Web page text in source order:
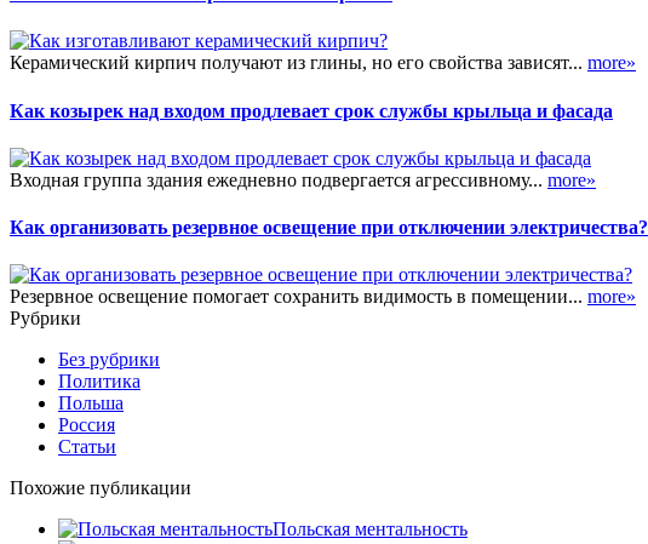
Керамический кирпич получают из глины, но его свойства зависят... more»
Как козырек над входом продлевает срок службы крыльца и фасада
Входная группа здания ежедневно подвергается агрессивному... more»
Как организовать резервное освещение при отключении электричества?
Резервное освещение помогает сохранить видимость в помещении... more»
Рубрики
Без рубрики
Политика
Польша
Россия
Статьи
Похожие публикации
Польская ментальность